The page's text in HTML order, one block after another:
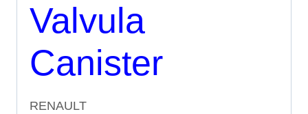
Valvula
Canister
RENAULT